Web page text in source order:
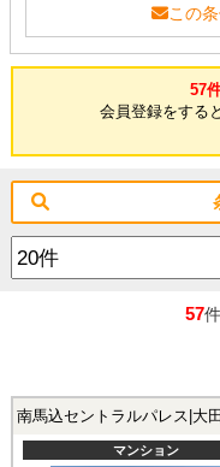
この
57
会員登録をする
57
南馬込セントラルパレス|大
マンション